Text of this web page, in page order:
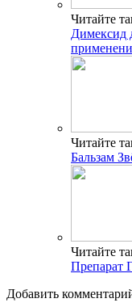
Читайте
Димексид
Читайте
Бальзам
Читайте
Препарат
Добавить